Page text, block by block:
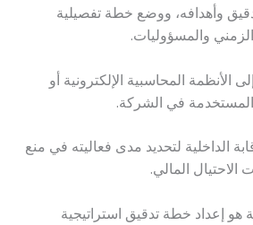
وأهدافه، ووضع خطة تفصيلية
والمسؤوليات.
المحاسبية الإلكترونية أو
المستخدمة في الشركة.
الداخلية لتحديد مدى فعاليته في منع
الاحتيال المالي.
إعداد خطة تدقيق استراتيجية